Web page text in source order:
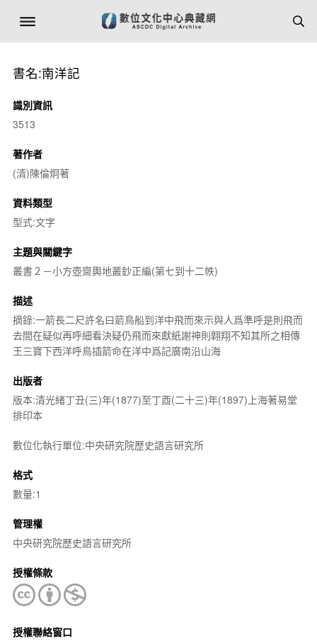
書名:南洋記
識別資訊
3513
著作者
(清)陳倫炯著
資料類型
型式:文字
主題與關鍵字
叢書２－小方壺齋輿地叢鈔正編(第七到十二帙)
描述
摘錄:一箭長二尺許名曰箭鳥船到洋中飛而來示與人爲準呼是則飛而
去間在疑似再呼細看決疑仍飛而來獻紙謝神則翺翔不知其所之相傳
王三寶下西洋呼鳥插箭命在洋中爲記廣南沿山海
出版者
版本:清光緒丁丑(三)年(1877)至丁酉(二十三)年(1897)上海著易堂
排印本
數位化執行單位:中央研究院歷史語言研究所
格式
數量:1
管理權
中央研究院歷史語言研究所
授權條款
授權聯絡窗口